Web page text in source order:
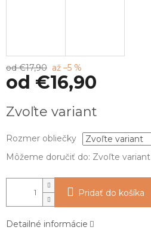
od €17,90 až –5 %
od €16,90
cena:
Zvoľte variant
Rozmer obliečky
Môžeme doručiť do: Zvoľte variant
Pridať do košíka
Detailné informácie